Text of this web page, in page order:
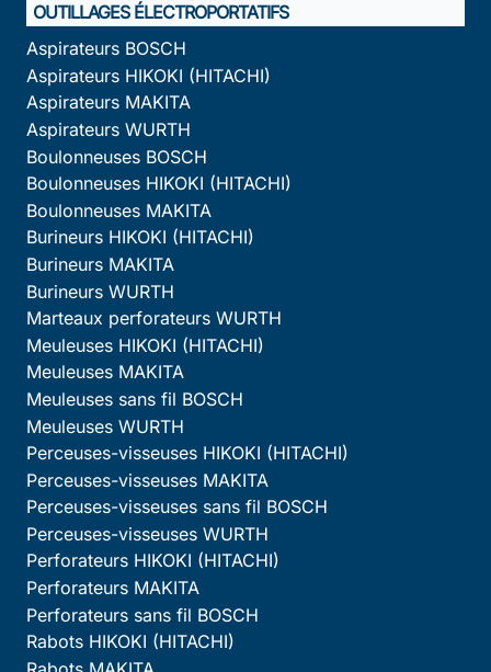
OUTILLAGES ÉLECTROPORTATIFS
Aspirateurs BOSCH
Aspirateurs HIKOKI (HITACHI)
Aspirateurs MAKITA
Aspirateurs WURTH
Boulonneuses BOSCH
Boulonneuses HIKOKI (HITACHI)
Boulonneuses MAKITA
Burineurs HIKOKI (HITACHI)
Burineurs MAKITA
Burineurs WURTH
Marteaux perforateurs WURTH
Meuleuses HIKOKI (HITACHI)
Meuleuses MAKITA
Meuleuses sans fil BOSCH
Meuleuses WURTH
Perceuses-visseuses HIKOKI (HITACHI)
Perceuses-visseuses MAKITA
Perceuses-visseuses sans fil BOSCH
Perceuses-visseuses WURTH
Perforateurs HIKOKI (HITACHI)
Perforateurs MAKITA
Perforateurs sans fil BOSCH
Rabots HIKOKI (HITACHI)